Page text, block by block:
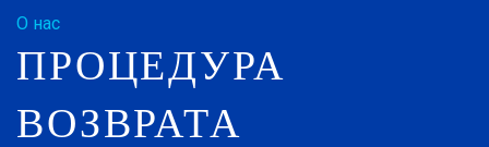
О нас
ПРОЦЕДУРА
ВОЗВРАТА